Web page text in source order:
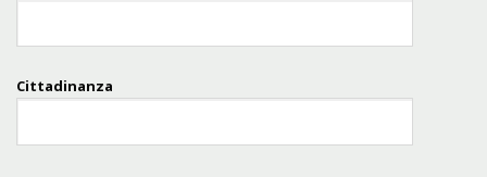
Cittadinanza